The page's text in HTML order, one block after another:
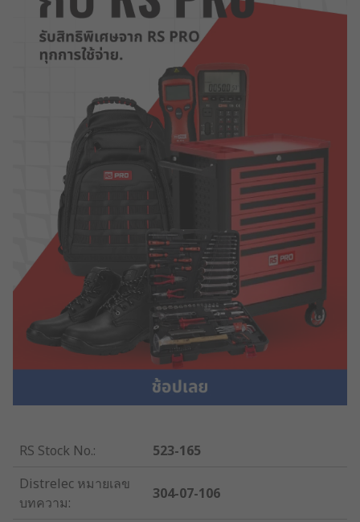
RS Stock No.:
523-165
Distrelec หมายเลข
บทความ:
304-07-106